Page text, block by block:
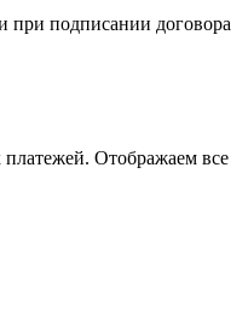
при подписании договора
Отображаем все